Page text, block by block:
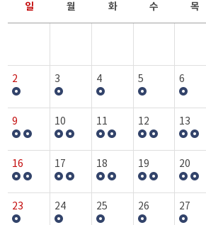
일 월 화 수 목
2 3 4 5 6
9 10 11 12 13
16 17 18 19 20
23 24 25 26 27